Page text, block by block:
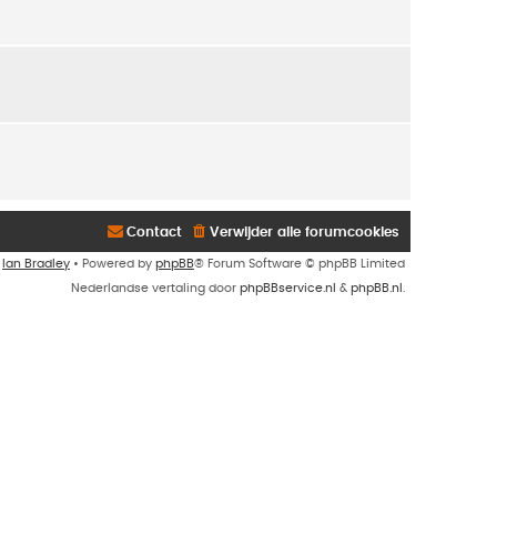
Verwijder alle forumcookies
Contact
Ian Bradley • Powered by phpBB® Forum Software © phpBB Limited
Nederlandse vertaling door phpBBservice.nl & phpBB.nl